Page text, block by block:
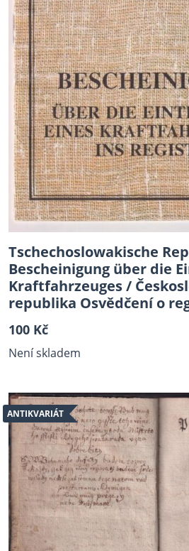
Tschechoslowakische
Bescheinigung über die
Kraftfahrzeuges /
republika Osvědčení o
100 Kč
Není skladem
ANTIKVARIÁT